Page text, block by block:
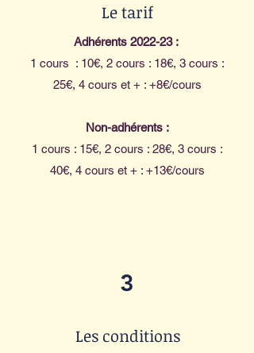
Le tarif
Adhérents 2022-23 :
1 cours : 10€, 2 cours : 18€, 3 cours :
25€, 4 cours et + : +8€/cours
Non-adhérents :
1 cours : 15€, 2 cours : 28€, 3 cours :
40€, 4 cours et + : +13€/cours
3
Les conditions